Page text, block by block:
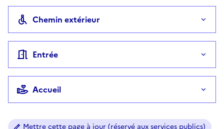
Chemin extérieur
Entrée
Accueil
Mettre cette page à jour (réservé aux services publics)